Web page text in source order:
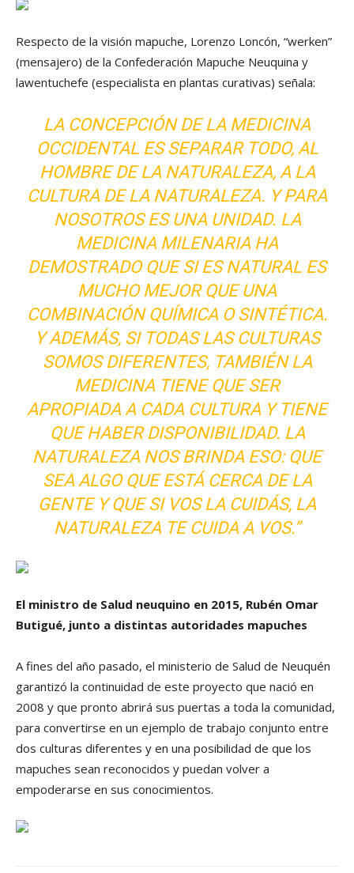
Respecto de la visión mapuche, Lorenzo Loncón, “werken”
(mensajero) de la Confederación Mapuche Neuquina y
lawentuchefe (especialista en plantas curativas) señala:
LA CONCEPCIÓN DE LA MEDICINA
OCCIDENTAL ES SEPARAR TODO, AL
HOMBRE DE LA NATURALEZA, A LA
CULTURA DE LA NATURALEZA. Y PARA
NOSOTROS ES UNA UNIDAD. LA
MEDICINA MILENARIA HA
DEMOSTRADO QUE SI ES NATURAL ES
MUCHO MEJOR QUE UNA
COMBINACIÓN QUÍMICA O SINTÉTICA.
Y ADEMÁS, SI TODAS LAS CULTURAS
SOMOS DIFERENTES, TAMBIÉN LA
MEDICINA TIENE QUE SER
APROPIADA A CADA CULTURA Y TIENE
QUE HABER DISPONIBILIDAD. LA
NATURALEZA NOS BRINDA ESO: QUE
SEA ALGO QUE ESTÁ CERCA DE LA
GENTE Y QUE SI VOS LA CUIDÁS, LA
NATURALEZA TE CUIDA A VOS.”
El ministro de Salud neuquino en 2015, Rubén Omar
Butigué, junto a distintas autoridades mapuches
A fines del año pasado, el ministerio de Salud de Neuquén
garantizó la continuidad de este proyecto que nació en
2008 y que pronto abrirá sus puertas a toda la comunidad,
para convertirse en un ejemplo de trabajo conjunto entre
dos culturas diferentes y en una posibilidad de que los
mapuches sean reconocidos y puedan volver a
empoderarse en sus conocimientos.